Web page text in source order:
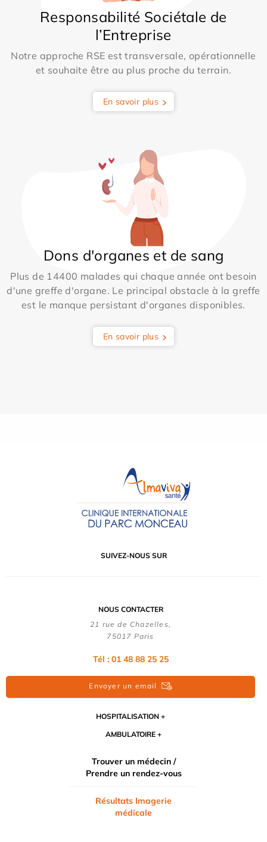
Responsabilité Sociétale de
l’Entreprise
Notre approche RSE est transversale, opérationnelle
et souhaite être au plus proche du terrain.
En savoir plus
Dons d'organes et de sang
Plus de 14400 malades qui chaque année ont besoin
d'une greffe d'organe. Le principal obstacle à la greffe
est le manque persistant d'organes disponibles.
En savoir plus
SUIVEZ-NOUS SUR
NOUS CONTACTER
21 rue de Chazelles,
75017 Paris
Tél : 01 48 88 25 25
Envoyer un email
HOSPITALISATION
AMBULATOIRE
Trouver un médecin /
Prendre un rendez-vous
Résultats Imagerie
médicale